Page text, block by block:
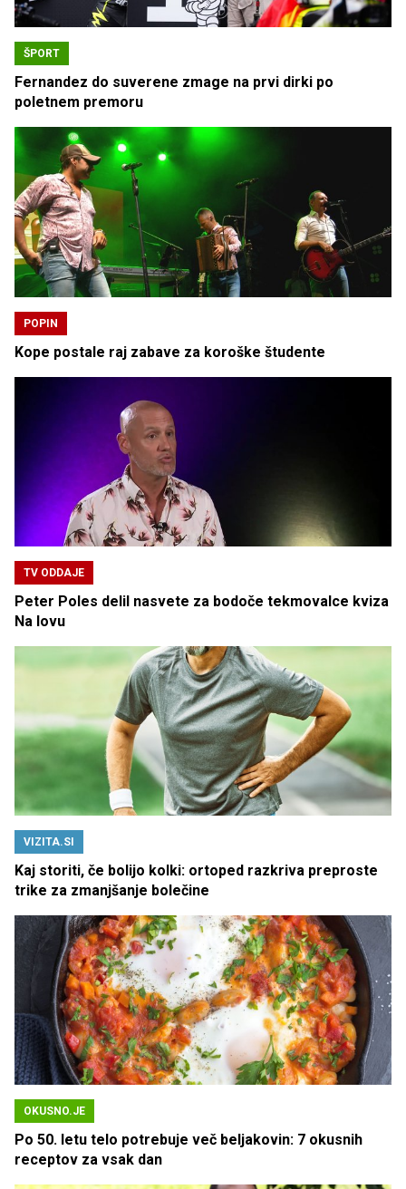
ŠPORT
Fernandez do suverene zmage na prvi dirki po
poletnem premoru
POPIN
Kope postale raj zabave za koroške študente
TV ODDAJE
Peter Poles delil nasvete za bodoče tekmovalce kviza
Na lovu
VIZITA.SI
Kaj storiti, če bolijo kolki: ortoped razkriva preproste
trike za zmanjšanje bolečine
OKUSNO.JE
Po 50. letu telo potrebuje več beljakovin: 7 okusnih
receptov za vsak dan